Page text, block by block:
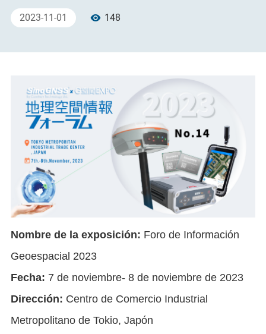
2023-11-01 148
Nombre de la exposición: Foro de Información
Geoespacial 2023
Fecha: 7 de noviembre- 8 de noviembre de 2023
Dirección: Centro de Comercio Industrial
Metropolitano de Tokio, Japón